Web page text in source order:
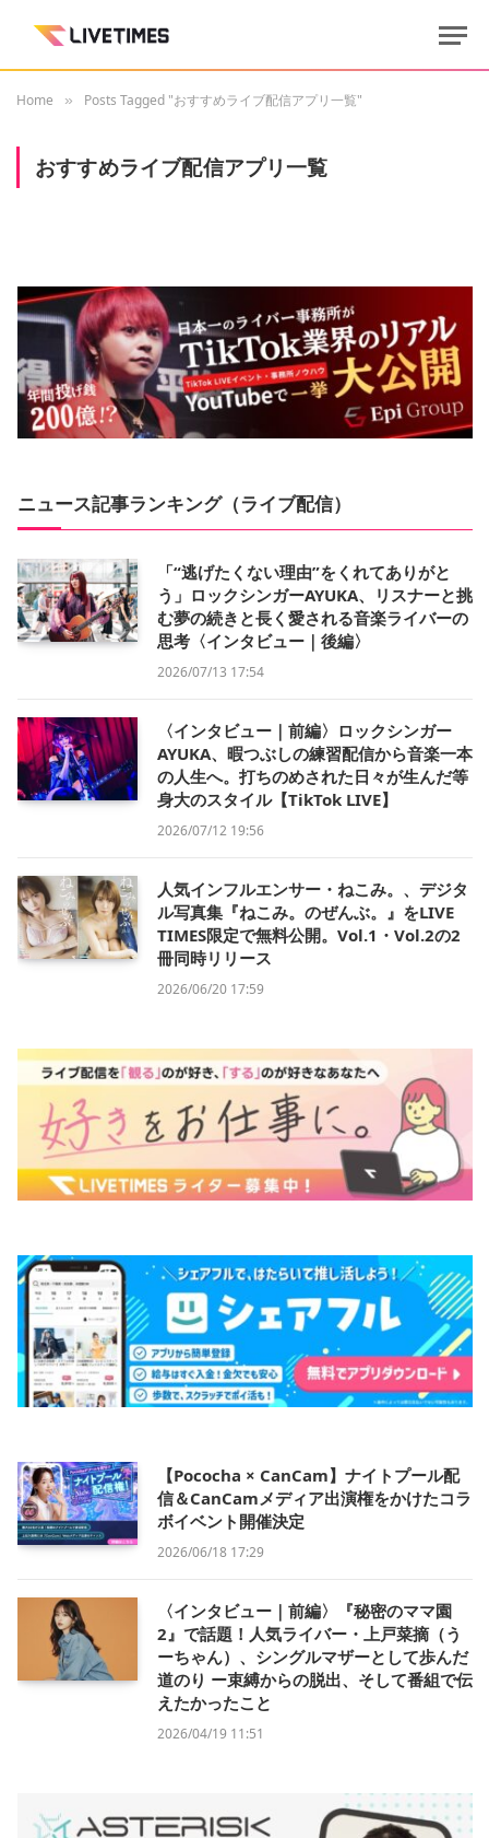
Home » Posts Tagged "おすすめライブ配信アプリ一覧"
おすすめライブ配信アプリ一覧
ニュース記事ランキング（ライブ配信）
「“逃げたくない理由”をくれてありがと
う」ロックシンガーAYUKA、リスナーと挑
む夢の続きと長く愛される音楽ライバーの
思考〈インタビュー｜後編〉
2026/07/13 17:54
〈インタビュー｜前編〉ロックシンガー
AYUKA、暇つぶしの練習配信から音楽一本
の人生へ。打ちのめされた日々が生んだ等
身大のスタイル【TikTok LIVE】
2026/07/12 19:56
人気インフルエンサー・ねこみ。、デジタ
ル写真集『ねこみ。のぜんぶ。』をLIVE
TIMES限定で無料公開。Vol.1・Vol.2の2
冊同時リリース
2026/06/20 17:59
【Pococha × CanCam】ナイトプール配
信＆CanCamメディア出演権をかけたコラ
ボイベント開催決定
2026/06/18 17:29
〈インタビュー｜前編〉『秘密のママ園
2』で話題！人気ライバー・上戸菜摘（う
ーちゃん）、シングルマザーとして歩んだ
道のり ー束縛からの脱出、そして番組で伝
えたかったこと
2026/04/19 11:51